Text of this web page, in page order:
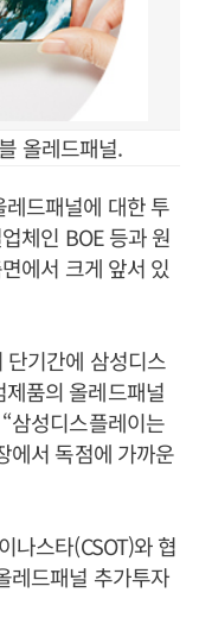
올레드패널.
드패널에 대한 투
체인 BOE 등과 원
에서 크게 앞서 있
단기간에 삼성디스
품의 올레드패널
삼성디스플레이는
에서 독점에 가까운
나스타(CSOT)와 협
레드패널 추가투자